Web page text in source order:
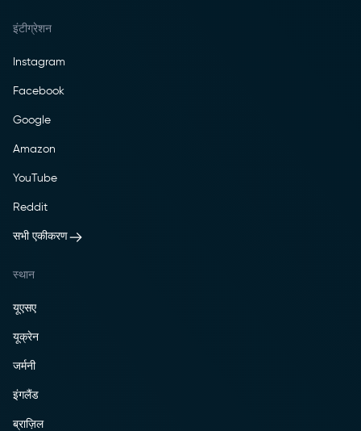
इंटीग्रेशन
Instagram
Facebook
Google
Amazon
YouTube
Reddit
सभी एकीकरण
स्थान
यूएसए
यूक्रेन
जर्मनी
इंगलैंड
ब्राज़िल